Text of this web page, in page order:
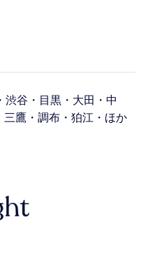
渋谷・目黒・大田・中
鷹・調布・狛江・ほか